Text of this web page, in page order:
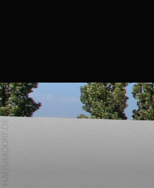
Zum
Inhalt
springen